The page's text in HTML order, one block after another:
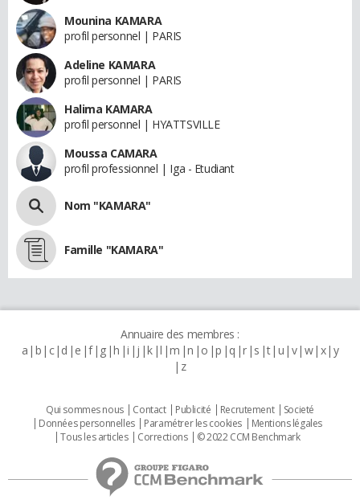
Mounina KAMARA
profil personnel | PARIS
Adeline KAMARA
profil personnel | PARIS
Halima KAMARA
profil personnel | HYATTSVILLE
Moussa CAMARA
profil professionnel | Iga - Etudiant
Nom "KAMARA"
Famille "KAMARA"
Annuaire des membres :
a b c d e f g h i j k l m n o p q r s t u v w x y
z
Qui sommes nous Contact Publicité Recrutement
Societé
Données personnelles
Paramétrer les cookies
Mentions légales
Tous les articles
Corrections © 2022 CCM Benchmark